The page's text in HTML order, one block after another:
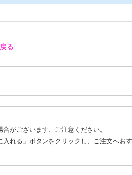
る
がございます、ご注意ください。
れる」ボタンをクリックし、ご注文へおす